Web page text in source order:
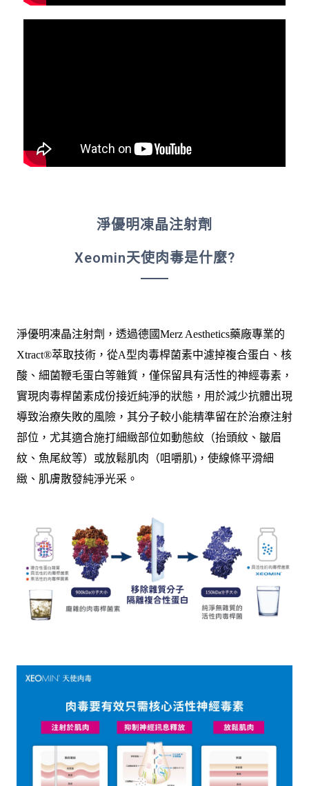
淨優明凍晶注射劑
Xeomin天使肉毒是什麼?
淨優明凍晶注射劑，透過德國Merz Aesthetics藥廠專業的
Xtract®萃取技術，從A型肉毒桿菌素中濾掉複合蛋白、核
酸、細菌鞭毛蛋白等雜質，僅保留具有活性的神經毒素，
實現肉毒桿菌素成份接近純淨的狀態，用於減少抗體出現
導致治療失敗的風險，其分子較小能精準留在於治療注射
部位，尤其適合施打細緻部位如動態紋（抬頭紋、皺眉
紋、魚尾紋等）或放鬆肌肉（咀嚼肌)，使線條平滑細
緻、肌膚散發純淨光采。